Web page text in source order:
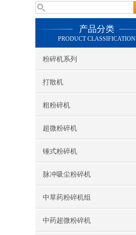
产品分类
PRODUCT CLASSIFICATION
粉碎机系列
打散机
粗粉碎机
超微粉碎机
锤式粉碎机
脉冲吸尘粉碎机
中草药粉碎机组
中药超微粉碎机